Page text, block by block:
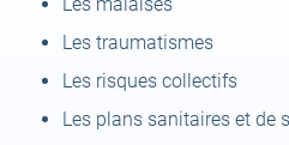
Les traumatismes
Les risques collectifs
Les plans sanitaires et de